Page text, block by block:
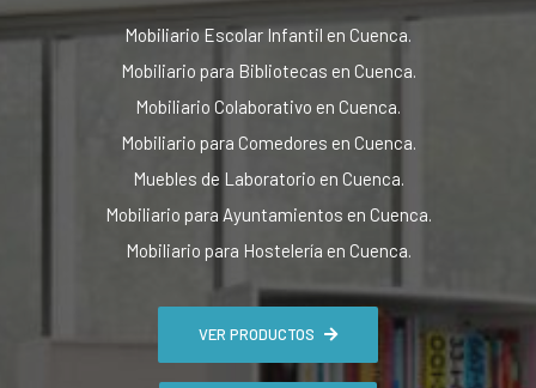
Mobiliario Escolar Infantil en Cuenca.
Mobiliario para Bibliotecas en Cuenca.
Mobiliario Colaborativo en Cuenca.
Mobiliario para Comedores en Cuenca.
Muebles de Laboratorio en Cuenca.
Mobiliario para Ayuntamientos en Cuenca.
Mobiliario para Hostelería en Cuenca.
VER PRODUCTOS